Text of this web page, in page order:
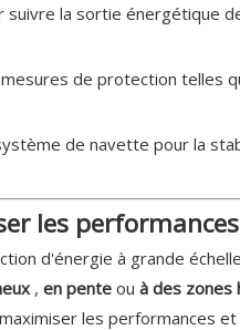
suivre la sortie énergétique
de protection telles
de navette pour la
les
d'énergie à grande
, en pente ou à des zones
les performances